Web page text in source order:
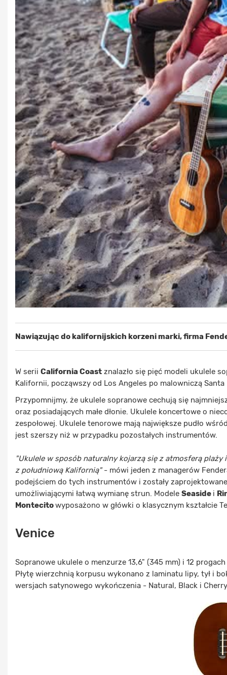
Nawiązując do kalifornijskich korzeni marki, firma
W serii California Coast znalazło się pięć modeli ukulele
Kalifornii, począwszy od Los Angeles po malowniczą Santa
Przypomnijmy, że ukulele sopranowe cechują się
oraz posiadających małe dłonie. Ukulele koncertowe o
zespołowej. Ukulele tenorowe mają największe pudło
jest szerszy niż w przypadku pozostałych instrumentów.
"Ukulele w sposób naturalny kojarzą się z atmosferą
z południową Kalifornią"- mówi jeden z managerów
podejściem do tych instrumentów i zostały
umożliwiającymi łatwą wymianę strun. Modele Seaside i
Montecitowyposażono w główki o klasycznym kształcie
Venice
Sopranowe ukulele o menzurze 13,6" (345 mm) i 12
Płytę wierzchnią korpusu wykonano z laminatu lipy, tył i
wersjach satynowego wykończenia - Natural, Black i